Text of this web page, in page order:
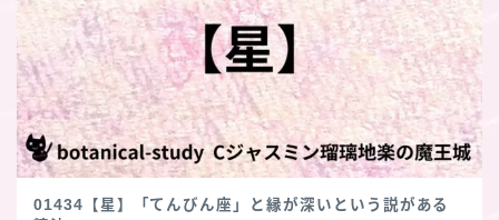
01434【星】「てんびん座」と縁が深いという説がある